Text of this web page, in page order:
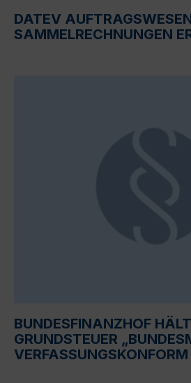
DATEV
SAMMELRECHNUNGEN
BUNDESFINANZHOF HÄLT
GRUNDSTEUER
VERFASSUNGSKONFORM